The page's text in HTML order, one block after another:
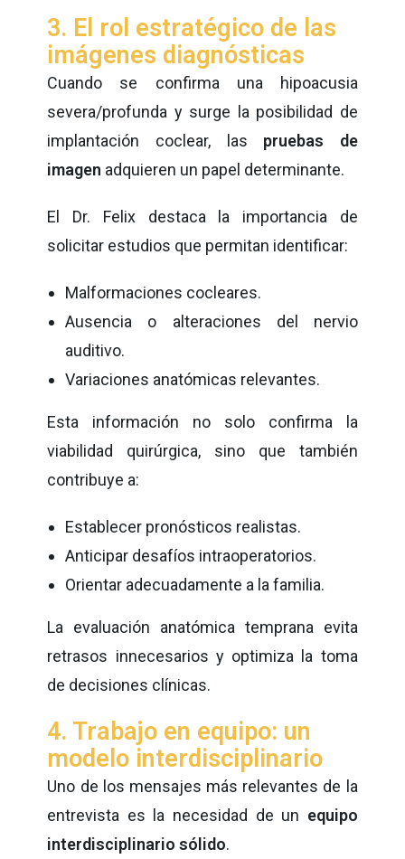
3. El rol estratégico de las
imágenes diagnósticas
Cuando se confirma una hipoacusia
severa/profunda y surge la posibilidad de
implantación coclear, las pruebas de
imagen adquieren un papel determinante.
El Dr. Felix destaca la importancia de
solicitar estudios que permitan identificar:
Malformaciones cocleares.
Ausencia o alteraciones del nervio
auditivo.
Variaciones anatómicas relevantes.
Esta información no solo confirma la
viabilidad quirúrgica, sino que también
contribuye a:
Establecer pronósticos realistas.
Anticipar desafíos intraoperatorios.
Orientar adecuadamente a la familia.
La evaluación anatómica temprana evita
retrasos innecesarios y optimiza la toma
de decisiones clínicas.
4. Trabajo en equipo: un
modelo interdisciplinario
Uno de los mensajes más relevantes de la
entrevista es la necesidad de un equipo
interdisciplinario sólido.